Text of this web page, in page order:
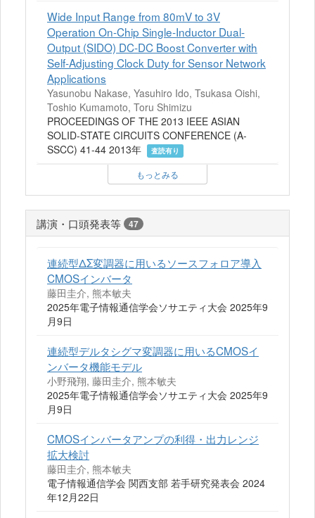
Wide Input Range from 80mV to 3V
Operation On-Chip Single-Inductor Dual-
Output (SIDO) DC-DC Boost Converter with
Self-Adjusting Clock Duty for Sensor Network
Applications
Yasunobu Nakase, Yasuhiro Ido, Tsukasa Oishi,
Toshio Kumamoto, Toru Shimizu
PROCEEDINGS OF THE 2013 IEEE ASIAN
SOLID-STATE CIRCUITS CONFERENCE (A-
SSCC) 41-44 2013年
査読有り
もっとみる
講演・口頭発表等 47
連続型ΔΣ変調器に用いるソースフォロア導入
CMOSインバータ
藤田圭介, 熊本敏夫
2025年電子情報通信学会ソサエティ大会 2025年9
月9日
連続型デルタシグマ変調器に用いるCMOSイ
ンバータ機能モデル
小野飛翔, 藤田圭介, 熊本敏夫
2025年電子情報通信学会ソサエティ大会 2025年9
月9日
CMOSインバータアンプの利得・出力レンジ
拡大検討
藤田圭介, 熊本敏夫
電子情報通信学会 関西支部 若手研究発表会 2024
年12月22日